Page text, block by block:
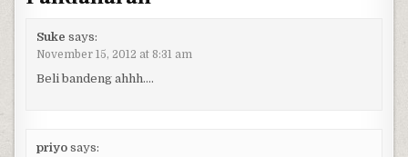
Suke says:
November 15, 2012 at 8:31 am
Beli bandeng ahhh….
priyo says: